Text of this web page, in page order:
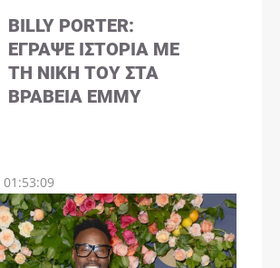
BILLY PORTER:
ΈΓΡΑΨΕ ΙΣΤΟΡΊΑ ΜΕ
ΤΗ ΝΊΚΗ ΤΟΥ ΣΤΑ
ΒΡΑΒΕΊΑ EMMY